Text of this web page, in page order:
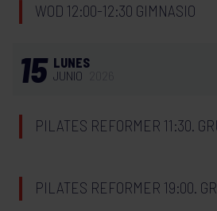
WOD 12:00-12:30 GIMNASIO
15 LUNES
JUNIO
PILATES REFORMER 11:30.
PILATES REFORMER 19:00.